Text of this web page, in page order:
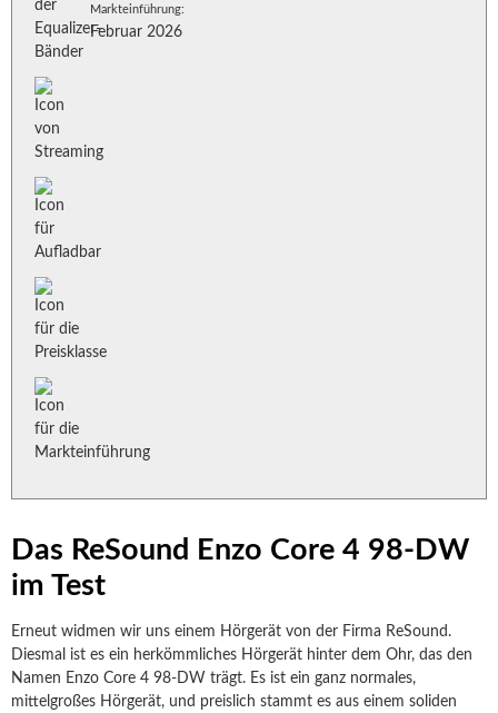
Das ReSound Enzo Core 4 98-DW
im Test
Erneut widmen wir uns einem Hörgerät von der Firma ReSound.
Diesmal ist es ein herkömmliches Hörgerät hinter dem Ohr, das den
Namen Enzo Core 4 98-DW trägt. Es ist ein ganz normales,
mittelgroßes Hörgerät, und preislich stammt es aus einem soliden
Markteinführung:
Februar 2026